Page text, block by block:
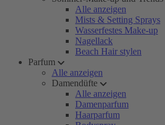
Alle anzeigen
Mists & Setting Sprays
Wasserfestes Make-up
Nagellack
Beach Hair stylen
Parfum
Alle anzeigen
Damendüfte
Alle anzeigen
Damenparfum
Haarparfum